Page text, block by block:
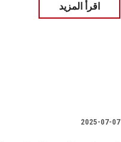
اقرأ المزيد
2025-07-07